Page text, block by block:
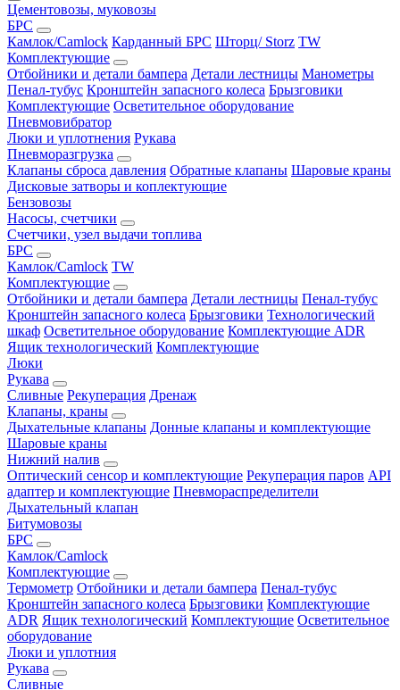
Цементовозы, муковозы
БРС
Камлок/Camlock Карданный БРС Шторц/ Storz TW
Комплектующие
Отбойники и детали бампера Детали лестницы Манометры
Пенал-тубус Кронштейн запасного колеса Брызговики
Комплектующие Осветительное оборудование
Пневмовибратор
Люки и уплотнения Рукава
Пневморазгрузка
Клапаны сброса давления Обратные клапаны Шаровые краны
Дисковые затворы и коплектующие
Бензовозы
Насосы, счетчики
Счетчики, узел выдачи топлива
БРС
Камлок/Camlock TW
Комплектующие
Отбойники и детали бампера Детали лестницы Пенал-тубус
Кронштейн запасного колеса Брызговики Технологический
шкаф Осветительное оборудование Комплектующие ADR
Ящик технологический Комплектующие
Люки
Рукава
Сливные Рекуперация Дренаж
Клапаны, краны
Дыхательные клапаны Донные клапаны и комплектующие
Шаровые краны
Нижний налив
Оптический сенсор и комплектующие Рекуперация паров API
адаптер и комплектующие Пневмораспределители
Дыхательный клапан
Битумовозы
БРС
Камлок/Camlock
Комплектующие
Термометр Отбойники и детали бампера Пенал-тубус
Кронштейн запасного колеса Брызговики Комплектующие
ADR Ящик технологический Комплектующие Осветительное
оборудование
Люки и уплотния
Рукава
Сливные